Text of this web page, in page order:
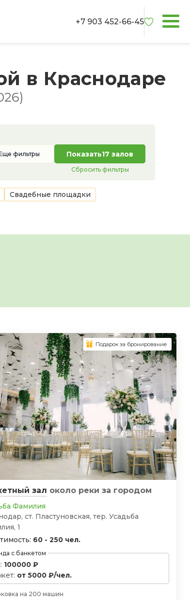
+7 903 452-66-45
в Краснодаре
фильтры Показать17 залов
Сбросить фильтры
Свадебные площадки
зал около реки за городом
Фамилия
ст. Пластуновская, тер. Усадьба
1
60 - 250 чел.
с банкетом
100000 ₽
от 5000 ₽/чел.
на 200 машин
Подарок за бронирование